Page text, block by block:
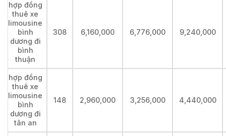
hợp đồng
thuê xe
limousine
bình
dương đi
bình
thuận
308 6,160,000 6,776,000 9,240,000
hợp đồng
thuê xe
limousine
bình
dương đi
tân an
148 2,960,000 3,256,000 4,440,000